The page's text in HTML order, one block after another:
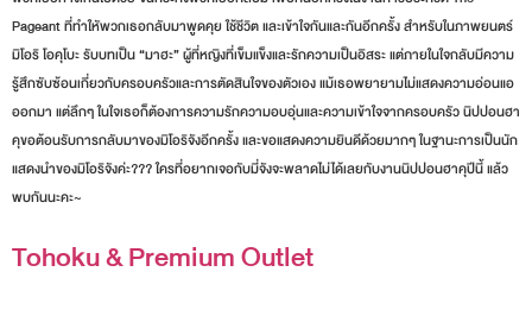
พี่สาวไปทำงานเป็นนักข่าวที่เกาหลีใต้ ส่วนน้องสาวทำงานในประเทศไทย 2 สาวโตมาในสภาพ
แวดล้อมที่ต่างกัน ค่านิยมที่ต่างกัน ปฏิสัมพันธ์ที่ห่างหาย ย่อมส่งผลให้ความสัมพันธ์ระหว่าง
พวกเธอห่างเหินไปด้วย จนกระทั่งพวกเธอกลับมาพบกันอีกครั้งในงานการประกวด The
Pageant ที่ทำใหัพวกเธอกลับมาพูดคุย ใช้ชีวิต และเข้าใจกันและกันอีกครั้ง สำหรับในภาพยนตร์
มิโอริ โอคุโบะ รับบทเป็น “มาฮะ” ผู้ที่หญิงที่เข็มแข็งและรักความเป็นอิสระ แต่ภายในใจกลับมีความ
รู้สึกซับซ้อนเกี่ยวกับครอบครัวและการตัดสินใจของตัวเอง แม้เธอพยายามไม่แสดงความอ่อนแอ
ออกมา แต่ลึกๆ ในใจเธอก็ต้องการความรักความอบอุ่นและความเข้าใจจากครอบครัว นิปปอนฮา
แสดงนำของมิโอริจังค่ะ??? ใครที่อยากเจอกับมี่จังจะพลาดไม่ได้เลยกับงานนิปปอนฮาคุปีนี้ แล้ว
พบกันนะคะ~